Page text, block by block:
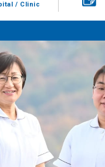
/ Clinic